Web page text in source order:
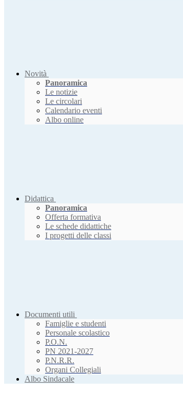
Novità
Panoramica
Le notizie
Le circolari
Calendario eventi
Albo online
Didattica
Panoramica
Offerta formativa
Le schede didattiche
I progetti delle classi
Documenti utili
Famiglie e studenti
Personale scolastico
P.O.N.
PN 2021-2027
P.N.R.R.
Organi Collegiali
Albo Sindacale